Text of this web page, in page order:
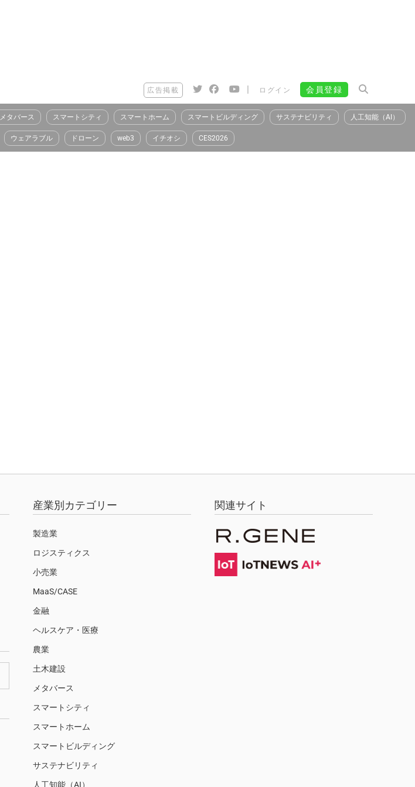
広告掲載 | ログイン 会員登録
メタバース スマートシティ スマートホーム スマートビルディング サステナビリティ 人工知能（AI）
ウェアラブル ドローン web3 イチオシ CES2026
産業別カテゴリー
製造業
ロジスティクス
小売業
MaaS/CASE
金融
ヘルスケア・医療
農業
土木建設
メタバース
スマートシティ
スマートホーム
スマートビルディング
サステナビリティ
人工知能（AI）
関連サイト